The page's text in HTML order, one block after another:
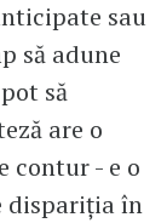
sau
să adune
să
are o
contur - e o
dispariția în